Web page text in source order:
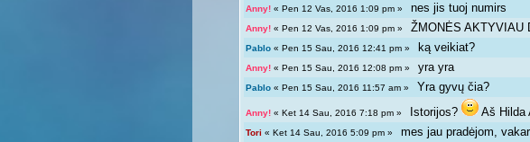
Anny! « Pen 12 Vas, 2016 1:09 pm »nes jis tuoj numirs
Anny! « Pen 12 Vas, 2016 1:09 pm »ŽMONĖS AKTYVIAU
Pablo « Pen 15 Sau, 2016 12:41 pm » ką veikiat?
Anny! « Pen 15 Sau, 2016 12:08 pm »yra yra
Pablo « Pen 15 Sau, 2016 11:57 am » Yra gyvų čia?
Anny! « Ket 14 Sau, 2016 7:18 pm » Istorijos? Aš
Tori « Ket 14 Sau, 2016 5:09 pm »mes jau pradėjom,